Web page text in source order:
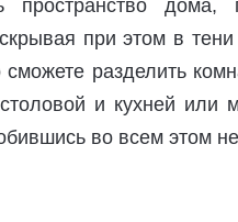
пространство
при этом в тени
сможете разделить
и кухней или
во всем этом